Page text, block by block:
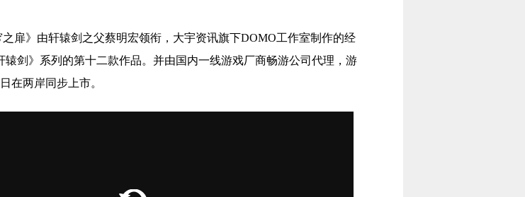
》由轩辕剑之父蔡明宏领衔，大宇资讯旗下DOMO工作室制作的经
辕剑》系列的第十二款作品。并由国内一线游戏厂商畅游公司代理，游
在两岸同步上市。